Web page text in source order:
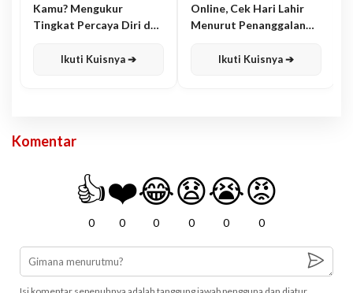
Kamu? Mengukur
Tingkat Percaya Diri dan
Ikuti Kuisnya ➔
Online, Cek Hari Lahir
Menurut Penanggalan
Ikuti Kuisnya ➔
Komentar
👍
0
❤️
0
😂
0
😧
0
😭
0
😡
0